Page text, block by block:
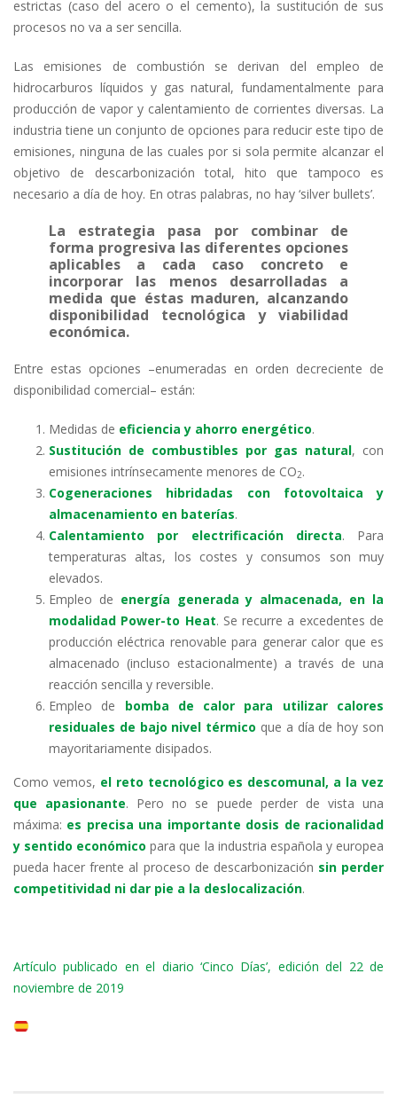
estrictas (caso del acero o el cemento), la sustitución de sus
procesos no va a ser sencilla.
Las emisiones de combustión se derivan del empleo de
hidrocarburos líquidos y gas natural, fundamentalmente para
producción de vapor y calentamiento de corrientes diversas. La
industria tiene un conjunto de opciones para reducir este tipo de
emisiones, ninguna de las cuales por si sola permite alcanzar el
objetivo de descarbonización total, hito que tampoco es
necesario a día de hoy. En otras palabras, no hay ‘silver bullets’.
La estrategia pasa por combinar de
forma progresiva las diferentes opciones
aplicables a cada caso concreto e
incorporar las menos desarrolladas a
medida que éstas maduren, alcanzando
disponibilidad tecnológica y viabilidad
económica.
Entre estas opciones –enumeradas en orden decreciente de
disponibilidad comercial– están:
Medidas de eficiencia y ahorro energético.
Sustitución de combustibles por gas natural, con
emisiones intrínsecamente menores de CO2.
Cogeneraciones hibridadas con fotovoltaica y
almacenamiento en baterías.
Calentamiento por electrificación directa. Para
temperaturas altas, los costes y consumos son muy
elevados.
Empleo de energía generada y almacenada, en la
modalidad Power-to Heat. Se recurre a excedentes de
producción eléctrica renovable para generar calor que es
almacenado (incluso estacionalmente) a través de una
reacción sencilla y reversible.
Empleo de bomba de calor para utilizar calores
residuales de bajo nivel térmico que a día de hoy son
mayoritariamente disipados.
Como vemos, el reto tecnológico es descomunal, a la vez
que apasionante. Pero no se puede perder de vista una
máxima: es precisa una importante dosis de racionalidad
y sentido económico para que la industria española y europea
pueda hacer frente al proceso de descarbonización sin perder
competitividad ni dar pie a la deslocalización.
Artículo publicado en el diario ‘Cinco Días’, edición del 22 de
noviembre de 2019